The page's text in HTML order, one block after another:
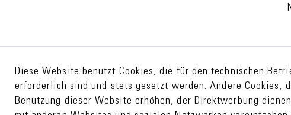
Diese Website benutzt Cookies, die für den technischen
erforderlich sind und stets gesetzt werden. Andere Cookies,
Benutzung dieser Website erhöhen, der Direktwerbung